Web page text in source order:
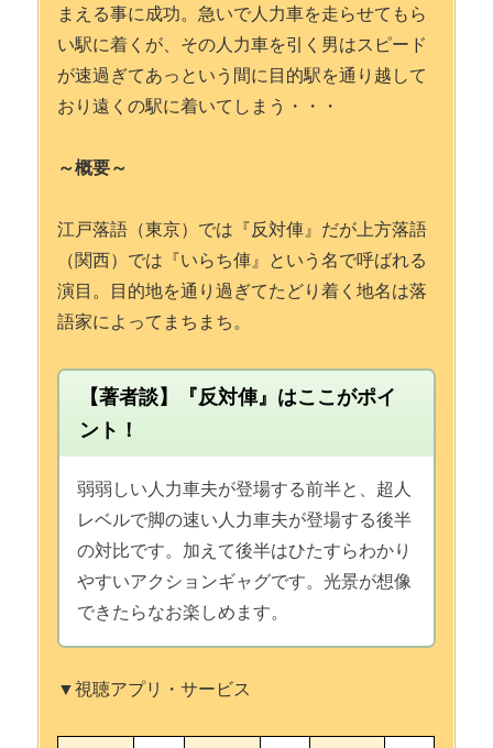
まえる事に成功。急いで人力車を走らせてもら
い駅に着くが、その人力車を引く男はスピード
が速過ぎてあっという間に目的駅を通り越して
おり遠くの駅に着いてしまう・・・
～概要～
江戸落語（東京）では『反対俥』だが上方落語
（関西）では『いらち俥』という名で呼ばれる
演目。目的地を通り過ぎてたどり着く地名は落
語家によってまちまち。
【著者談】『反対俥』はここがポイ
ント！
弱弱しい人力車夫が登場する前半と、超人
レベルで脚の速い人力車夫が登場する後半
の対比です。加えて後半はひたすらわかり
やすいアクションギャグです。光景が想像
できたらなお楽しめます。
▼視聴アプリ・サービス